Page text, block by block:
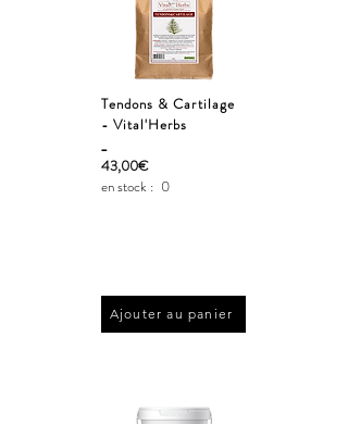
Tendons & Cartilage
- Vital'Herbs
_
43,00€
en stock : 0
Ajouter au panier